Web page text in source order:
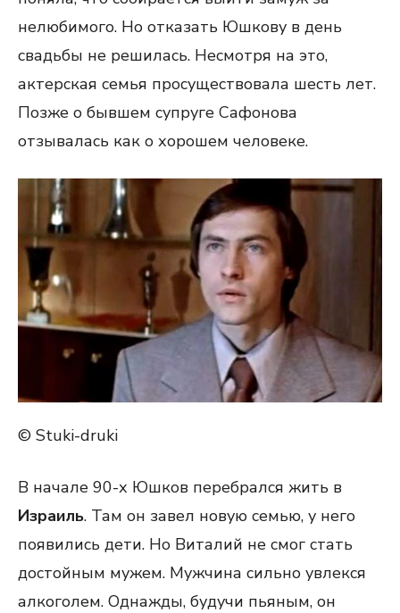
нелюбимого. Но отказать Юшкову в день
свадьбы не решилась. Несмотря на это,
актерская семья просуществовала шесть лет.
Позже о бывшем супруге Сафонова
отзывалась как о хорошем человеке.
© Stuki-druki
В начале 90-х Юшков перебрался жить в
Израиль. Там он завел новую семью, у него
появились дети. Но Виталий не смог стать
достойным мужем. Мужчина сильно увлекся
алкоголем. Однажды, будучи пьяным, он